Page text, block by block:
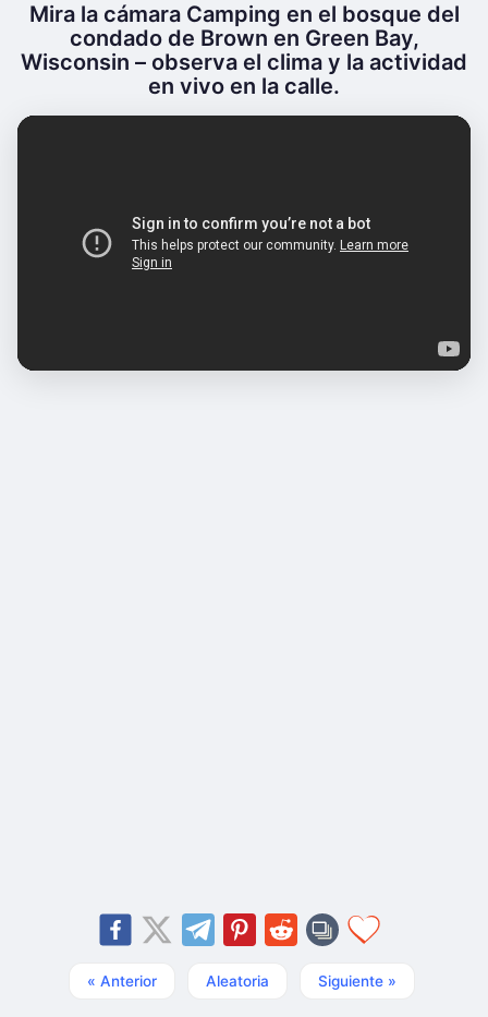
Mira la cámara Camping en el bosque del
condado de Brown en Green Bay,
Wisconsin – observa el clima y la actividad
en vivo en la calle.
« Anterior Aleatoria Siguiente »